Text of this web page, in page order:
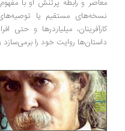
و رابطه پرتنش او با مفهوم ثروت
مستقیم یا توصیه‌های
میلیاردرها و حتی افراد
روایت خود را برمی‌سازد و